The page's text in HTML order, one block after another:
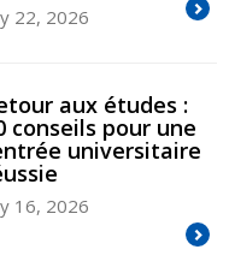
22, 2026
aux études :
conseils pour une
universitaire
16, 2026